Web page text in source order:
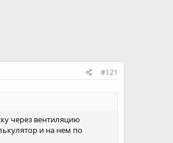
#121
через вентиляцию
и на нем по